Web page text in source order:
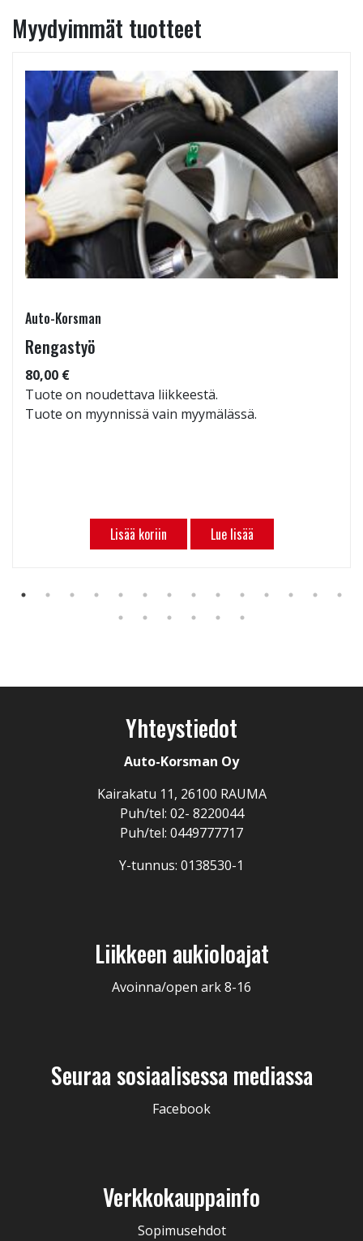
Myydyimmät tuotteet
Auto-Korsman
Rengastyö
80,00 €
Tuote on noudettava liikkeestä.
Tuote on myynnissä vain myymälässä.
Lisää koriin Lue lisää
Yhteystiedot
Auto-Korsman Oy
Kairakatu 11, 26100 RAUMA
Puh/tel: 02- 8220044
Puh/tel: 0449777717
Y-tunnus: 0138530-1
Liikkeen aukioloajat
Avoinna/open ark 8-16
Seuraa sosiaalisessa mediassa
Facebook
Verkkokauppainfo
Sopimusehdot